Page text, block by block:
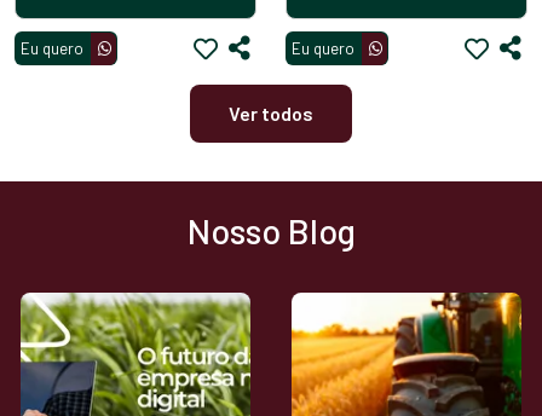
Eu quero Eu quero
Ver todos
Nosso Blog